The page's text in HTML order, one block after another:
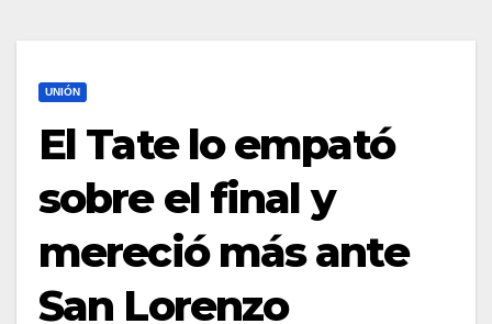
UNIÓN
El Tate lo empató
sobre el final y
mereció más ante
San Lorenzo